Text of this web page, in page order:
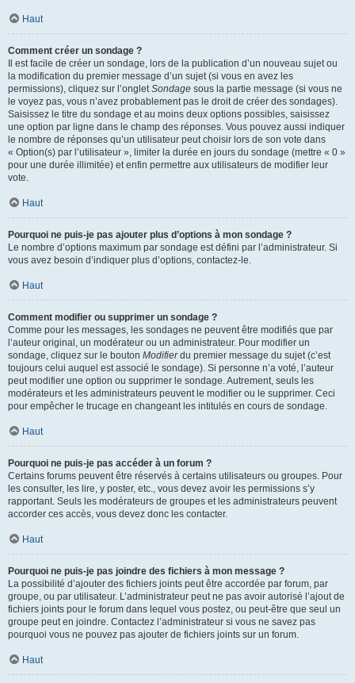
Haut
Comment créer un sondage ?
Il est facile de créer un sondage, lors de la publication d’un nouveau sujet ou
la modification du premier message d’un sujet (si vous en avez les
permissions), cliquez sur l’ongletSondage sous la partie message (si vous ne
le voyez pas, vous n’avez probablement pas le droit de créer des sondages).
Saisissez le titre du sondage et au moins deux options possibles, saisissez
une option par ligne dans le champ des réponses. Vous pouvez aussi indiquer
le nombre de réponses qu’un utilisateur peut choisir lors de son vote dans
« Option(s) par l’utilisateur », limiter la durée en jours du sondage (mettre « 0 »
pour une durée illimitée) et enfin permettre aux utilisateurs de modifier leur
vote.
Haut
Pourquoi ne puis-je pas ajouter plus d’options à mon sondage ?
Le nombre d’options maximum par sondage est défini par l’administrateur. Si
vous avez besoin d’indiquer plus d’options, contactez-le.
Haut
Comment modifier ou supprimer un sondage ?
Comme pour les messages, les sondages ne peuvent être modifiés que par
l’auteur original, un modérateur ou un administrateur. Pour modifier un
sondage, cliquez sur le bouton Modifierdu premier message du sujet (c’est
toujours celui auquel est associé le sondage). Si personne n’a voté, l’auteur
peut modifier une option ou supprimer le sondage. Autrement, seuls les
modérateurs et les administrateurs peuvent le modifier ou le supprimer. Ceci
pour empêcher le trucage en changeant les intitulés en cours de sondage.
Haut
Pourquoi ne puis-je pas accéder à un forum ?
Certains forums peuvent être réservés à certains utilisateurs ou groupes. Pour
les consulter, les lire, y poster, etc., vous devez avoir les permissions s’y
rapportant. Seuls les modérateurs de groupes et les administrateurs peuvent
accorder ces accès, vous devez donc les contacter.
Haut
Pourquoi ne puis-je pas joindre des fichiers à mon message ?
La possibilité d’ajouter des fichiers joints peut être accordée par forum, par
groupe, ou par utilisateur. L’administrateur peut ne pas avoir autorisé l’ajout de
fichiers joints pour le forum dans lequel vous postez, ou peut-être que seul un
groupe peut en joindre. Contactez l’administrateur si vous ne savez pas
pourquoi vous ne pouvez pas ajouter de fichiers joints sur un forum.
Haut